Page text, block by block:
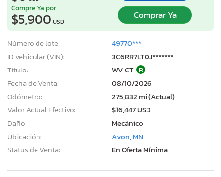
Compre Ya por
$5,900 USD
Comprar Ya
Número de lote:
49770***
ID vehicular (VIN):
3C6RR7LT0J*******
Título:
WV CT R
Fecha de Venta:
08/10/2026
Odómetro:
275,832 mi (Actual)
Valor Actual Efectivo:
$16,447 USD
Daño:
Mecánico
Ubicación:
Avon, MN
Status de Venta:
En Oferta Mínima